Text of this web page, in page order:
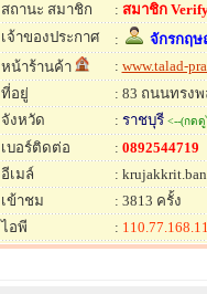
สถานะ สมาชิก
: สมาชิก
เจ้าของประกาศ
:
จักรกฤษ
หน้าร้านค้า
: www.talad-
ที่อยู่
: 83 ถนนทรง
จังหวัด
: ราชบุรี<--(กดดู
เบอร์ติดต่อ : 0892544719
อีเมล์
:
เข้าชม
: 3813 ครั้ง
ไอพี
: